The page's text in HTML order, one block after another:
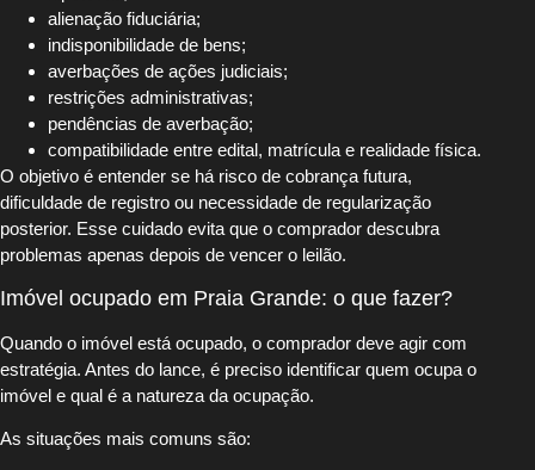
alienação fiduciária;
indisponibilidade de bens;
averbações de ações judiciais;
restrições administrativas;
pendências de averbação;
compatibilidade entre edital, matrícula e realidade física.
O objetivo é entender se há risco de cobrança futura,
dificuldade de registro ou necessidade de regularização
posterior. Esse cuidado evita que o comprador descubra
problemas apenas depois de vencer o leilão.
Imóvel ocupado em Praia Grande: o que fazer?
Quando o imóvel está ocupado, o comprador deve agir com
estratégia. Antes do lance, é preciso identificar quem ocupa o
imóvel e qual é a natureza da ocupação.
As situações mais comuns são: